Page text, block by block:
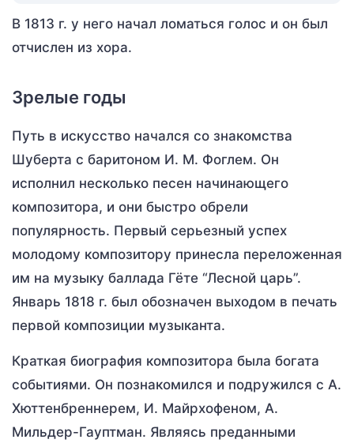
В 1813 г. у него начал ломаться голос и он был
отчислен из хора.
Зрелые годы
Путь в искусство начался со знакомства
Шуберта с баритоном И. М. Фоглем. Он
исполнил несколько песен начинающего
композитора, и они быстро обрели
популярность. Первый серьезный успех
молодому композитору принесла переложенная
им на музыку баллада Гёте “Лесной царь”.
Январь 1818 г. был обозначен выходом в печать
первой композиции музыканта.
Краткая биография композитора была богата
событиями. Он познакомился и подружился с А.
Хюттенбреннерем, И. Майрхофеном, А.
Мильдер-Гауптман. Являясь преданными